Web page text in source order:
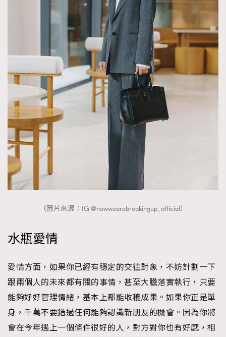
（圖片來源：IG @nowwearebreakingup_official）
水瓶愛情
愛情方面，如果你已經有穩定的交往對象，不妨計劃一下
跟兩個人的未來都有關的事情，甚至大膽落實執行，只要
能夠好好管理情緒，基本上都能收穫成果。如果你正是單
身，千萬不要錯過任何能夠認識新朋友的機會。因為你將
會在今年遇上一個條件很好的人，對方對你也有好感，相